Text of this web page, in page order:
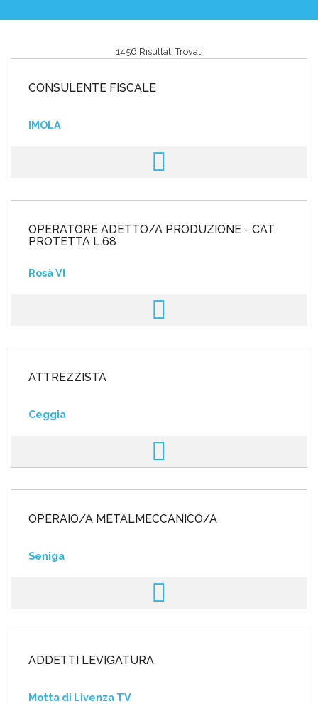
INVIA CV
1456 Risultati Trovati
CONSULENTE FISCALE
IMOLA
OPERATORE ADETTO/A PRODUZIONE - CAT.
PROTETTA L.68
Rosà VI
ATTREZZISTA
Ceggia
OPERAIO/A METALMECCANICO/A
Seniga
ADDETTI LEVIGATURA
Motta di Livenza TV